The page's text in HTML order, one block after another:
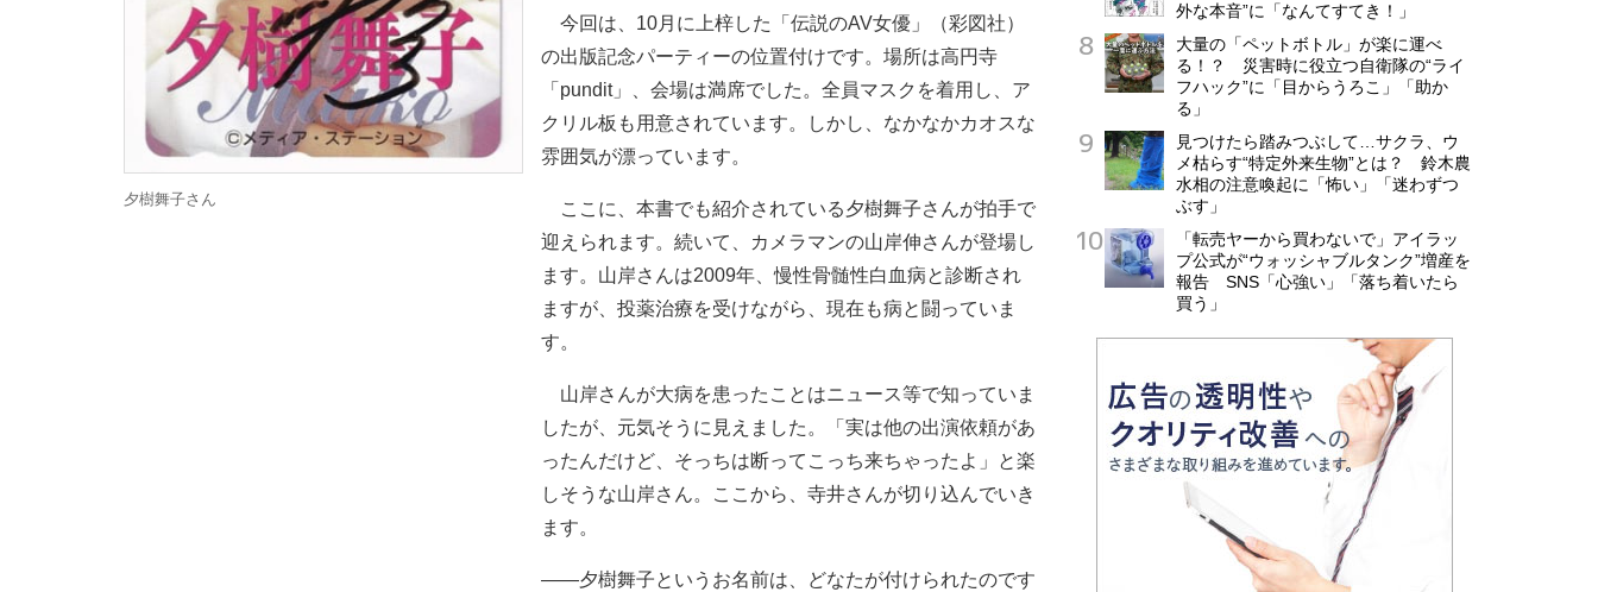
夕樹舞子さん
今回は、10月に上梓した「伝説のAV女優」（彩図社）
の出版記念パーティーの位置付けです。場所は高円寺
「pundit」、会場は満席でした。全員マスクを着用し、ア
クリル板も用意されています。しかし、なかなかカオスな
雰囲気が漂っています。
ここに、本書でも紹介されている夕樹舞子さんが拍手で
迎えられます。続いて、カメラマンの山岸伸さんが登場し
ます。山岸さんは2009年、慢性骨髄性白血病と診断され
ますが、投薬治療を受けながら、現在も病と闘っていま
す。
山岸さんが大病を患ったことはニュース等で知っていま
したが、元気そうに見えました。「実は他の出演依頼があ
ったんだけど、そっちは断ってこっち来ちゃったよ」と楽
しそうな山岸さん。ここから、寺井さんが切り込んでいき
ます。
――夕樹舞子というお名前は、どなたが付けられたのです
外な本音”に「なんてすてき！」
大量の「ペットボトル」が楽に運べ
る！？ 災害時に役立つ自衛隊の“ライ
フハック”に「目からうろこ」「助か
る」
見つけたら踏みつぶして…サクラ、ウ
メ枯らす“特定外来生物”とは？ 鈴木農
水相の注意喚起に「怖い」「迷わずつ
ぶす」
「転売ヤーから買わないで」アイラッ
プ公式が“ウォッシャブルタンク”増産を
報告 SNS「心強い」「落ち着いたら
買う」